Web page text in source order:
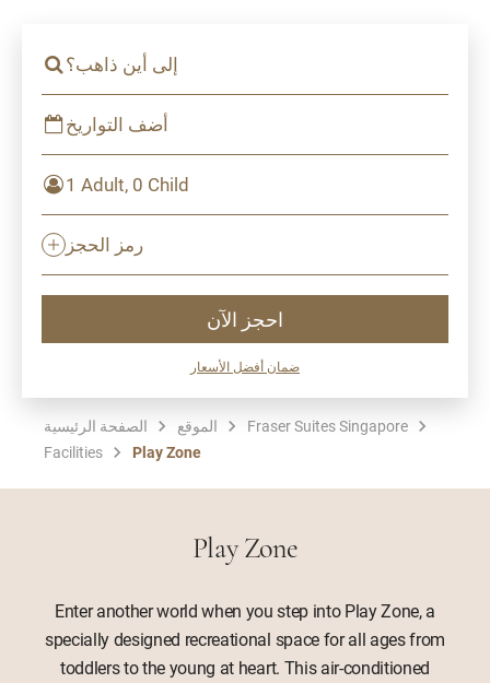
إلى أين ذاهب؟
أضف التواريخ
1 Adult, 0 Child
رمز الحجز
احجز الآن
ضمان أفضل الأسعار
الصفحة الرئيسية الموقع
Fraser Suites Singapore
Facilities
Play Zone
Play Zone
Enter another world when you step into Play Zone, a
specially designed recreational space for all ages from
toddlers to the young at heart. This air-conditioned